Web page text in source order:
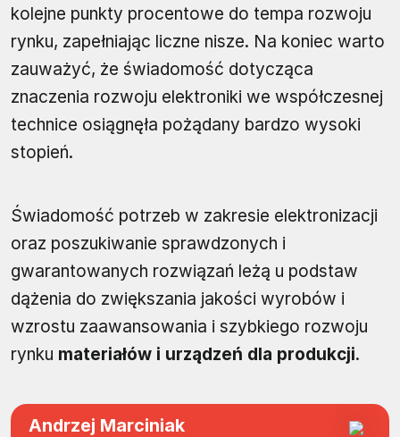
kolejne punkty procentowe do tempa rozwoju
rynku, zapełniając liczne nisze. Na koniec warto
zauważyć, że świadomość dotycząca
znaczenia rozwoju elektroniki we współczesnej
technice osiągnęła pożądany bardzo wysoki
stopień.
Świadomość potrzeb w zakresie elektronizacji
oraz poszukiwanie sprawdzonych i
gwarantowanych rozwiązań leżą u podstaw
dążenia do zwiększania jakości wyrobów i
wzrostu zaawansowania i szybkiego rozwoju
rynku materiałów i urządzeń dla produkcji.
Andrzej Marciniak